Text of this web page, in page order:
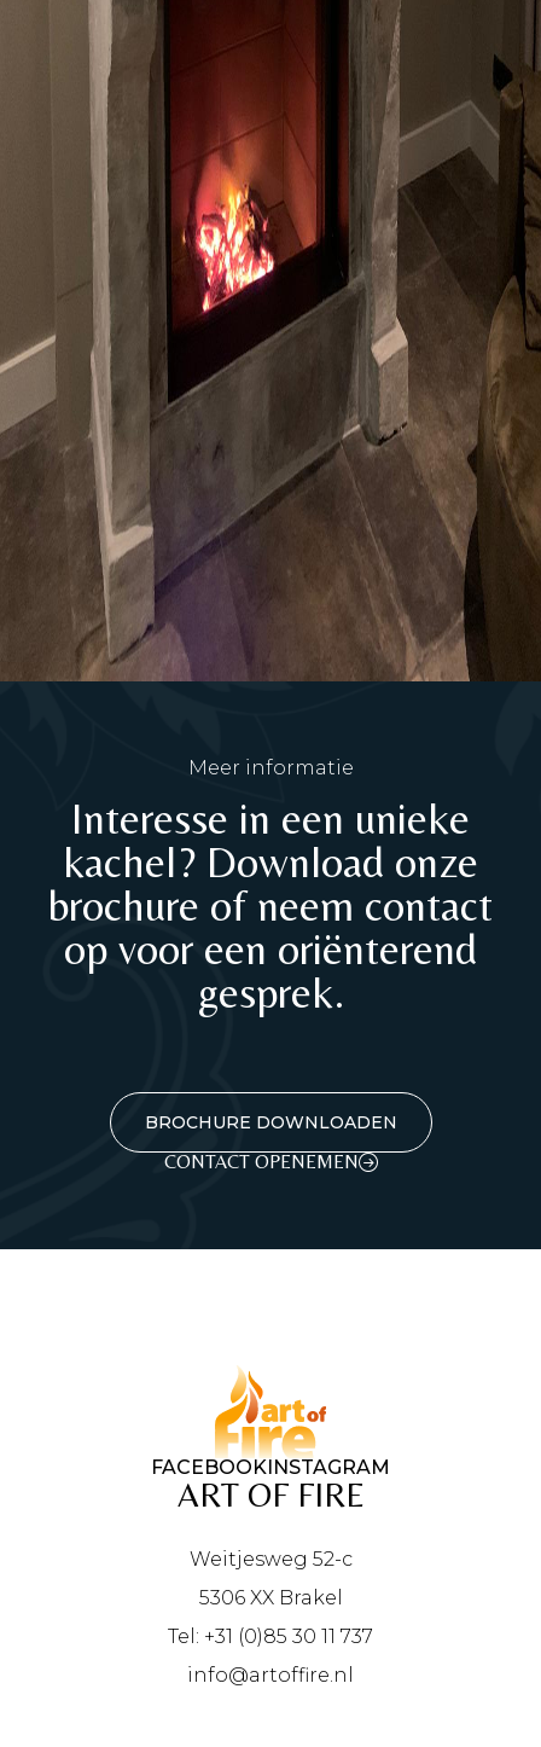
Meer informatie
Interesse in een unieke
kachel? Download onze
brochure of neem contact
op voor een oriënterend
gesprek.
BROCHURE DOWNLOADEN
CONTACT OPENEMEN
FACEBOOKINSTAGRAM
ART OF FIRE
Weitjesweg 52-c
5306 XX Brakel
Tel: +31 (0)85 30 11 737
info@artoffire.nl